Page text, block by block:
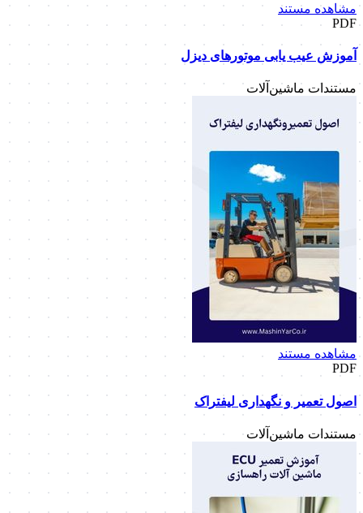
مشاهده مستند
PDF
آموزش عیب‌ یابی موتورهای دیزل
مستندات ماشین‌آلات
مشاهده مستند
PDF
اصول تعمیر و نگهداری لیفتراک
مستندات ماشین‌آلات